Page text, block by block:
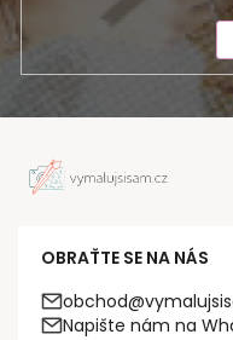
OBRAŤTE SE NA NÁS
Napište nám na